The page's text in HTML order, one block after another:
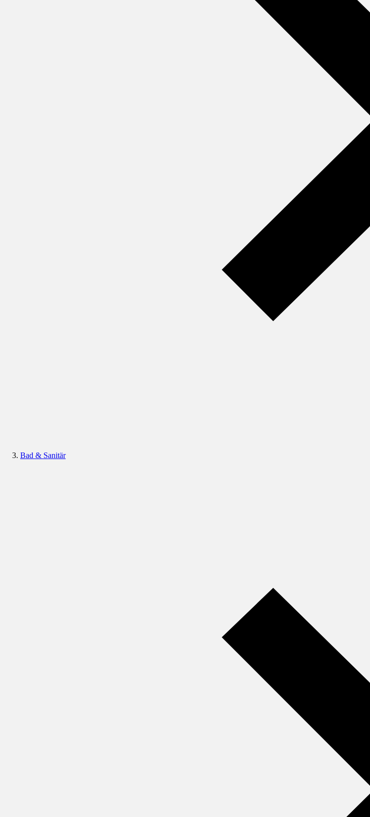
Bad & Sanitär